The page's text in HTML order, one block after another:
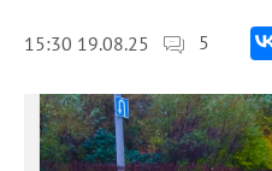
15:30 19.08.25 5